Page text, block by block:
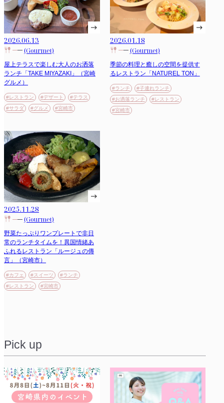
2026.06.13
(Gourmet)
屋上テラスで楽しむ大人のお洒落
ランチ「TAKE MIYAZAKI」（宮崎
グルメ）
#レストラン #デザート
#テラス
#サラダ
#グルメ #宮崎市
2026.01.18
(Gourmet)
季節の料理と癒しの空間を提供す
るレストラン「NATUREL TON」
#ランチ
#子連れランチ
#お洒落ランチ
#レストラン
#宮崎市
2025.11.28
(Gourmet)
野菜たっぷりワンプレートで非日
常のランチタイムを！異国情緒あ
ふれるレストラン「ルージュの傳
言」（宮崎市）
#カフェ #スイーツ
#ランチ
#レストラン
#宮崎市
Pick up